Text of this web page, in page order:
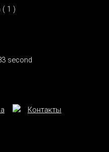
( 1 )
second
Контакты